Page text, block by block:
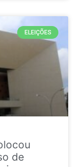
ELEIÇÕES
de